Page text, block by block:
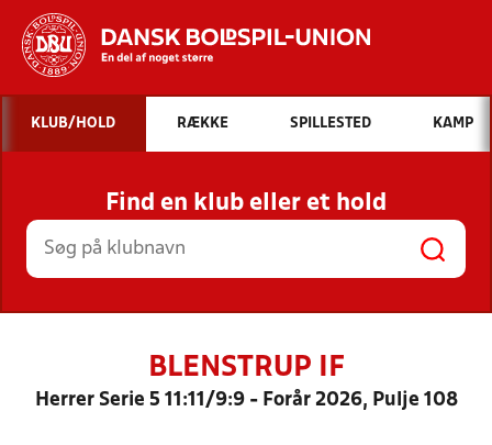
Hvad vil du søge efter?
INDHOLD OG NYHEDER
STILLINGER, RESULTATER, KLUBBER OG
HOLD
KLUB/HOLD RÆKKE SPILLESTED KAMP
Find en klub eller et hold
BLENSTRUP IF
Herrer Serie 5 11:11/9:9 - Forår 2026, Pulje 108